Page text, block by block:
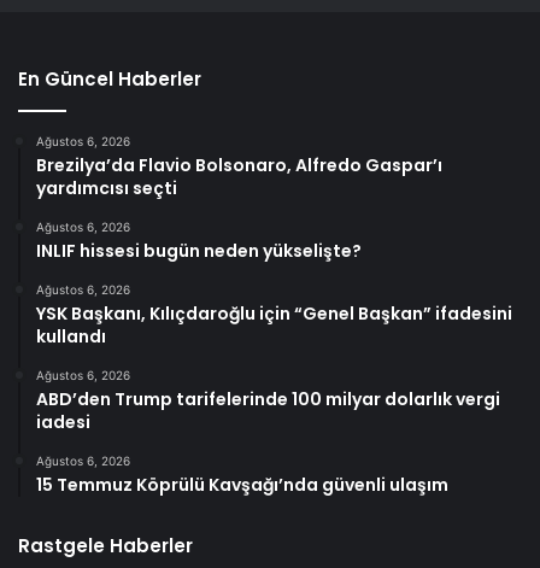
En Güncel Haberler
Ağustos 6, 2026
Brezilya’da Flavio Bolsonaro, Alfredo Gaspar’ı
yardımcısı seçti
Ağustos 6, 2026
INLIF hissesi bugün neden yükselişte?
Ağustos 6, 2026
YSK Başkanı, Kılıçdaroğlu için “Genel Başkan” ifadesini
kullandı
Ağustos 6, 2026
ABD’den Trump tarifelerinde 100 milyar dolarlık vergi
iadesi
Ağustos 6, 2026
15 Temmuz Köprülü Kavşağı’nda güvenli ulaşım
Rastgele Haberler